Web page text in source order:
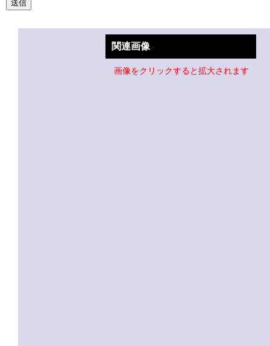
関連画像
画像をクリックすると拡大されます